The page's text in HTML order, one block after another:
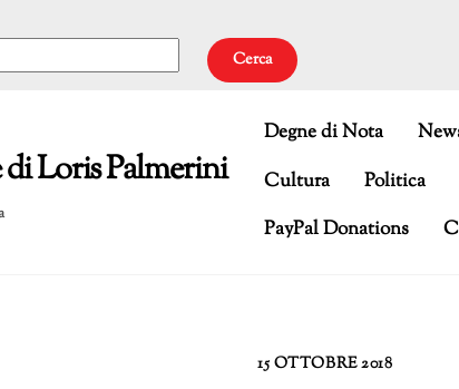
Cerca
Loris Palmerini
Degne di Nota
Cultura
Politica
PayPal Donations
15 OTTOBRE 2018